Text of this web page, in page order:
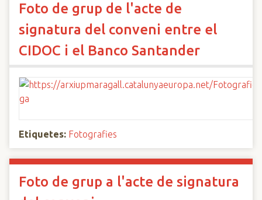
Foto de grup de l'acte de
signatura del conveni entre el
CIDOC i el Banco Santander
Etiquetes: Fotografies
Foto de grup a l'acte de signatura